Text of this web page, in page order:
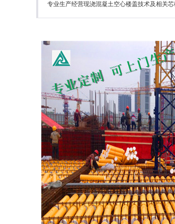
专业生产经营现浇混凝土空心楼盖技术及相关